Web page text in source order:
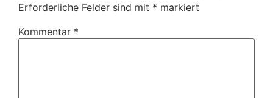
Erforderliche Felder sind mit * markiert
Kommentar *